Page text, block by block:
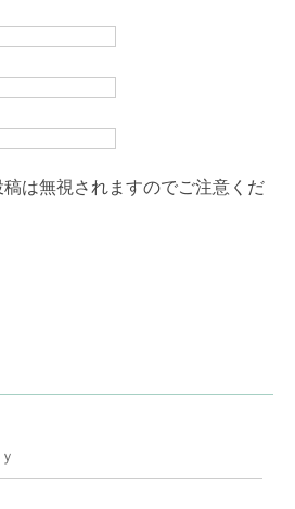
は無視されますのでご注意くだ